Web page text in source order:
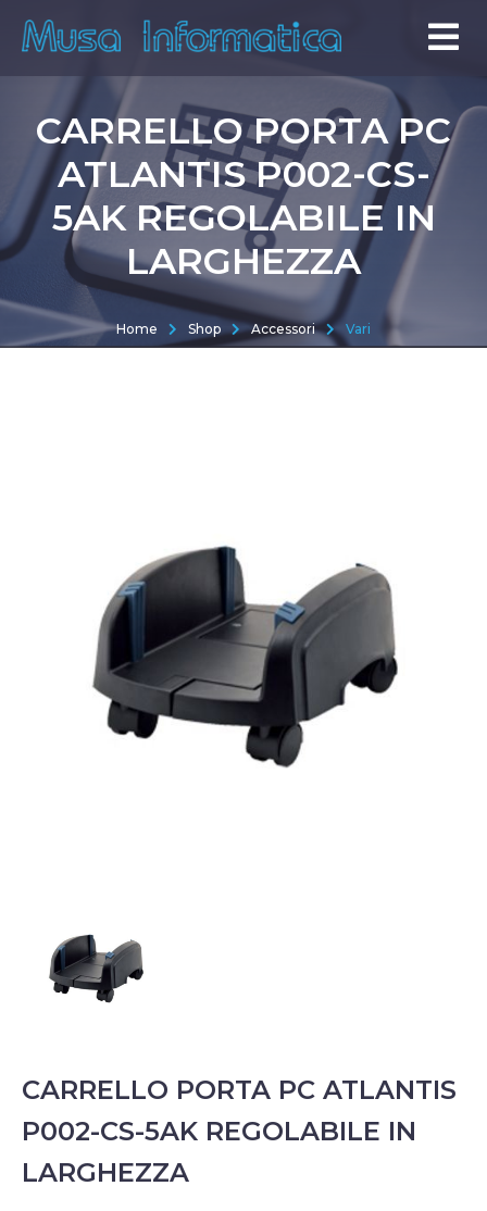
CARRELLO PORTA PC
ATLANTIS P002-CS-
5AK REGOLABILE IN
LARGHEZZA
Home Shop Accessori Vari
CARRELLO PORTA PC ATLANTIS
P002-CS-5AK REGOLABILE IN
LARGHEZZA